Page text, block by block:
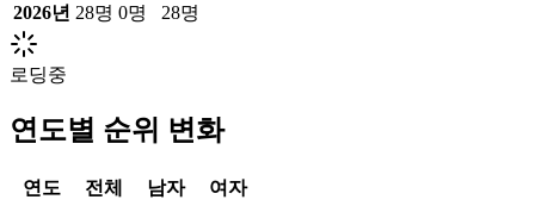
2026년 28명 0명 28명
로딩중
연도별 순위 변화
연도 전체 남자
여자